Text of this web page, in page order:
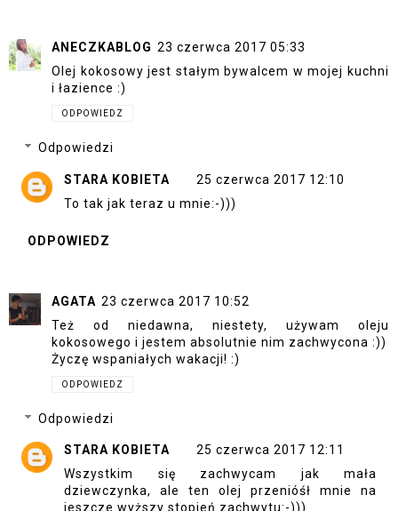
ANECZKABLOG 23 czerwca 2017 05:33
Olej kokosowy jest stałym bywalcem w mojej kuchni
i łazience :)
ODPOWIEDZ
Odpowiedzi
STARA KOBIETA
25 czerwca 2017 12:10
To tak jak teraz u mnie:-)))
ODPOWIEDZ
AGATA 23 czerwca 2017 10:52
Też od niedawna, niestety, używam oleju
kokosowego i jestem absolutnie nim zachwycona :))
Życzę wspaniałych wakacji! :)
ODPOWIEDZ
Odpowiedzi
STARA KOBIETA
25 czerwca 2017 12:11
Wszystkim się zachwycam jak mała
dziewczynka, ale ten olej przenióśł mnie na
jeszcze wyższy stopień zachwytu:-)))